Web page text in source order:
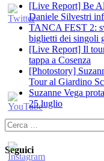
[Live Report] Be
Daniele Silvestri
TANCA FEST 2:
biglietti dei singoli
[Live Report] Il
tappa a Cosenza
[Photostory]
Tour al Giardino
Suzanne Vega
25 luglio
Ricerca
per:
Seguici